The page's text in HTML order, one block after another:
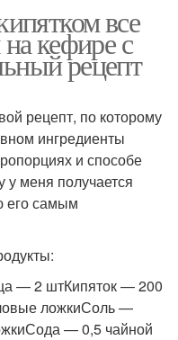
все
кефире с
рецепт
рецепт, по которому
ингредиенты
и способе
у меня получается
его самым
— 2 штКипяток — 200
ложкиСоль —
— 0,5 чайной